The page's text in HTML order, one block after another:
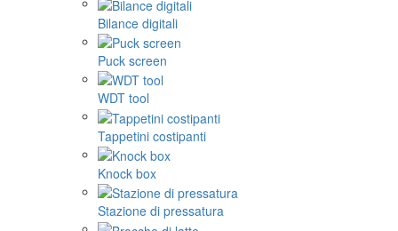
Bilance digitali
Puck screen
WDT tool
Tappetini costipanti
Knock box
Stazione di pressatura